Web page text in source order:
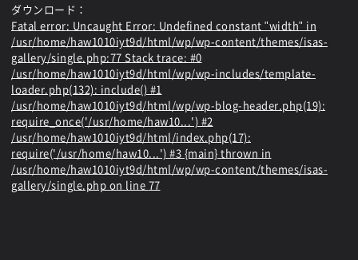
ダウンロード：
Fatal error: Uncaught Error: Undefined constant "width" in
/usr/home/haw1010iyt9d/html/wp/wp-content/themes/isas-
gallery/single.php:77 Stack trace: #0
/usr/home/haw1010iyt9d/html/wp/wp-includes/template-
loader.php(132): include() #1
/usr/home/haw1010iyt9d/html/wp/wp-blog-header.php(19):
require_once('/usr/home/haw10...') #2
/usr/home/haw1010iyt9d/html/index.php(17):
require('/usr/home/haw10...') #3 {main} thrown in
/usr/home/haw1010iyt9d/html/wp/wp-content/themes/isas-
gallery/single.php on line 77